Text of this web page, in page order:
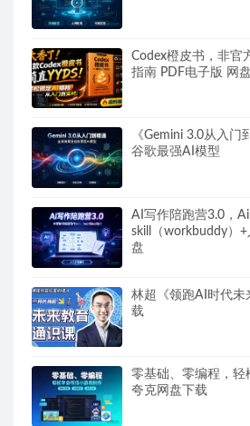
Codex橙皮书，非官
指南 PDF电子版 网
《Gemini 3.0从入门
谷歌最强AI模型
AI写作陪跑营3.0，
skill（workbuddy）
盘
林超《领跑AI时代未
载
零基础、零编程，轻
夸克网盘下载